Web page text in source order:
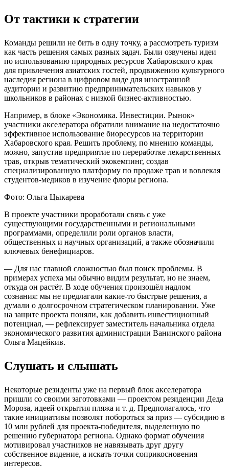
От тактики к стратегии
Команды решили не бить в одну точку, а рассмотреть туризм
как часть решения самых разных задач. Были озвучены идеи
по использованию природных ресурсов Хабаровского края
для привлечения азиатских гостей, продвижению культурного
наследия региона в цифровом виде для иностранной
аудитории и развитию предпринимательских навыков у
школьников в районах с низкой бизнес-активностью.
Например, в блоке «Экономика. Инвестиции. Рынок»
участники акселератора обратили внимание на недостаточно
эффективное использование биоресурсов на территории
Хабаровского края. Решить проблему, по мнению команды,
можно, запустив предприятие по переработке лекарственных
трав, открыв тематический экокемпинг, создав
специализированную платформу по продаже трав и вовлекая
студентов-медиков в изучение флоры региона.
Фото: Ольга Цыкарева
В проекте участники проработали связь с уже
существующими государственными и региональными
программами, определили роли органов власти,
общественных и научных организаций, а также обозначили
ключевых бенефициаров.
— Для нас главной сложностью был поиск проблемы. В
примерах успеха мы обычно видим результат, но не знаем,
откуда он растёт. В ходе обучения произошёл надлом
сознания: мы не предлагали какие-то быстрые решения, а
думали о долгосрочном стратегическом планировании. Уже
на защите проекта поняли, как добавить инвестиционный
потенциал, — рефлексирует заместитель начальника отдела
экономического развития администрации Ванинского района
Ольга Мацейкив.
Слушать и слышать
Некоторые резиденты уже на первый блок акселератора
пришли со своими заготовками — проектом резиденции Деда
Мороза, идеей открытия пляжа и т. д. Предполагалось, что
такие инициативы позволят побороться за приз — субсидию в
10 млн рублей для проекта-победителя, выделенную по
решению губернатора региона. Однако формат обучения
мотивировал участников не навязывать друг другу
собственное видение, а искать точки соприкосновения
интересов.